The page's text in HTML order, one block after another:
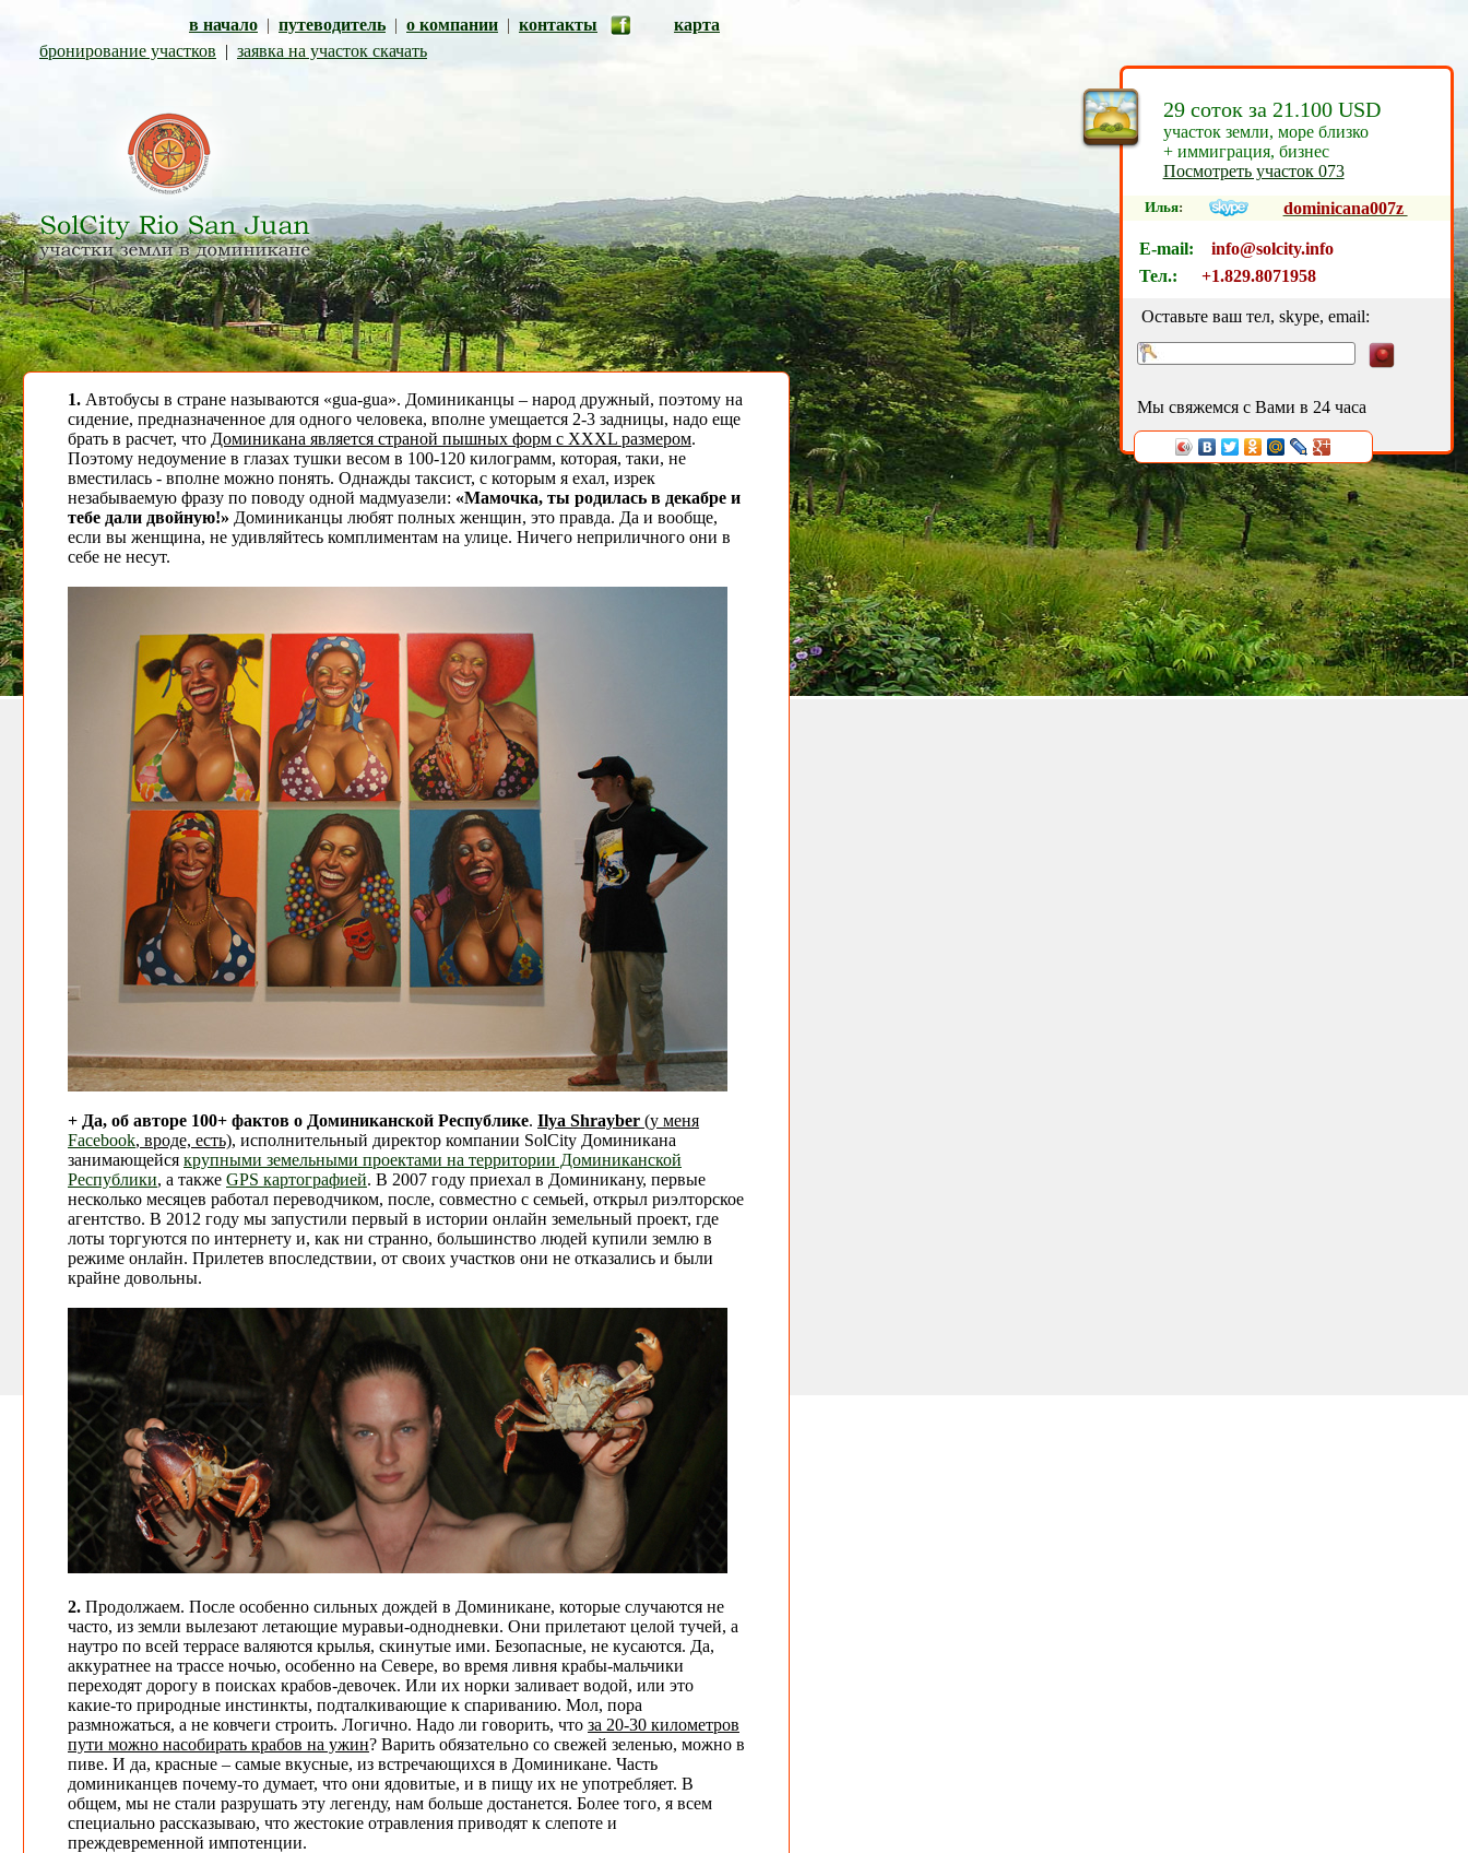
Оставьте ваш тел, skype, email:
Мы свяжемся с Вами в 24 часа
Илья: dominicana007z
E-mail:
info@solcity.info
Тел.:
+1.829.8071958
29 соток за 21.100 USD
участок земли, море близко
+ иммиграция, бизнес
Посмотреть участок 073
бронирование участков | заявка на участок скачать
1. Автобусы в стране называются «gua-gua». Доминиканцы – народ дружный, поэтому на
сидение, предназначенное для одного человека, вполне умещается 2-3 задницы, надо еще
брать в расчет, что Доминикана является страной пышных форм с XXXL размером.
Поэтому недоумение в глазах тушки весом в 100-120 килограмм, которая, таки, не
вместилась - вполне можно понять. Однажды таксист, с которым я ехал, изрек
незабываемую фразу по поводу одной мадмуазели: «Мамочка, ты родилась в декабре и
тебе дали двойную!» Доминиканцы любят полных женщин, это правда. Да и вообще,
если вы женщина, не удивляйтесь комплиментам на улице. Ничего неприличного они в
себе не несут.
+ Да, об авторе 100+ фактов о Доминиканской Республике. Ilya Shrayber (у меня
Facebook, вроде, есть), исполнительный директор компании SolCity Доминикана
занимающейся крупными земельными проектами на территории Доминиканской
Республики, а также GPS картографией. В 2007 году приехал в Доминикану, первые
несколько месяцев работал переводчиком, после, совместно с семьей, открыл риэлторское
агентство. В 2012 году мы запустили первый в истории онлайн земельный проект, где
лоты торгуются по интернету и, как ни странно, большинство людей купили землю в
режиме онлайн. Прилетев впоследствии, от своих участков они не отказались и были
крайне довольны.
2. Продолжаем. После особенно сильных дождей в Доминикане, которые случаются не
часто, из земли вылезают летающие муравьи-однодневки. Они прилетают целой тучей, а
наутро по всей террасе валяются крылья, скинутые ими. Безопасные, не кусаются. Да,
аккуратнее на трассе ночью, особенно на Севере, во время ливня крабы-мальчики
переходят дорогу в поисках крабов-девочек. Или их норки заливает водой, или это
какие-то природные инстинкты, подталкивающие к спариванию. Мол, пора
размножаться, а не ковчеги строить. Логично. Надо ли говорить, что за 20-30 километров
пути можно насобирать крабов на ужин? Варить обязательно со свежей зеленью, можно в
пиве. И да, красные – самые вкусные, из встречающихся в Доминикане. Часть
доминиканцев почему-то думает, что они ядовитые, и в пищу их не употребляет. В
общем, мы не стали разрушать эту легенду, нам больше достанется. Более того, я всем
специально рассказываю, что жестокие отравления приводят к слепоте и
преждевременной импотенции.
в начало | путеводитель | о компании | контакты карта